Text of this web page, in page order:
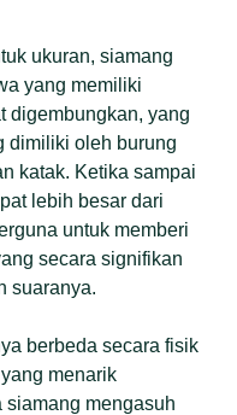
ukuran, siamang
yang memiliki
digembungkan, yang
dimiliki oleh burung
katak. Ketika sampai
lebih besar dari
untuk memberi
secara signifikan
suaranya.
berbeda secara fisik
menarik
mengasuh